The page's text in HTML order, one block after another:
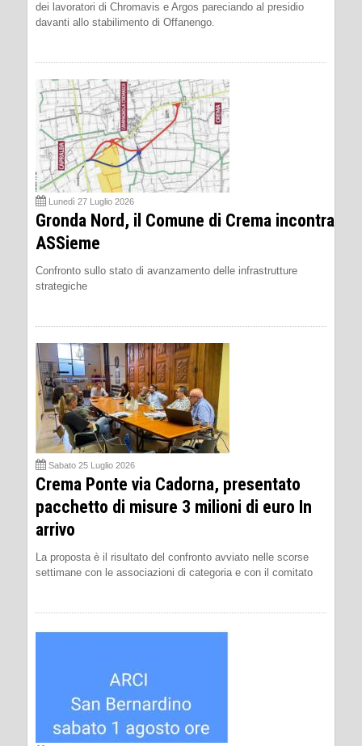
dei lavoratori di Chromavis e Argos pareciando al presidio
davanti allo stabilimento di Offanengo.
Lunedì 27 Luglio 2026
Gronda Nord, il Comune di Crema incontra
ASSieme
Confronto sullo stato di avanzamento delle infrastrutture
strategiche
Sabato 25 Luglio 2026
Crema Ponte via Cadorna, presentato
pacchetto di misure 3 milioni di euro In
arrivo
La proposta è il risultato del confronto avviato nelle scorse
settimane con le associazioni di categoria e con il comitato